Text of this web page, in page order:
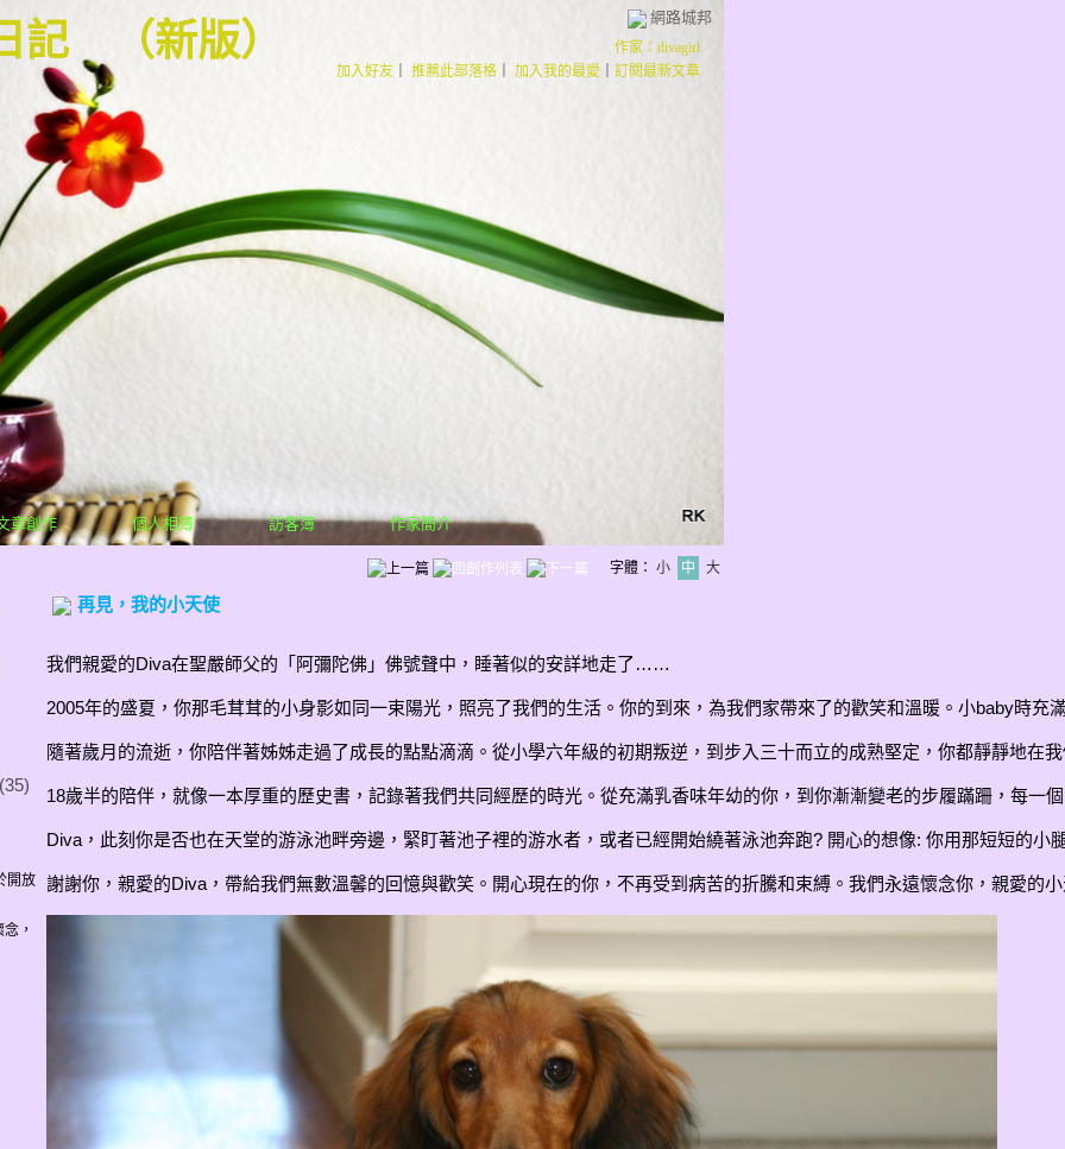
網路城邦
記 （新版）
章創作 個人相簿 訪客簿 作家簡介
加入好友 推薦此部落格 加入我的最愛 訂閱最新文章
作家：divagirl
(35)
開放
，
字體： 小 中 大
再見，我的小天使
我們親愛的Diva在聖嚴師父的「阿彌陀佛」佛號聲中，睡著似的安詳地走了……
2005年的盛夏，你那毛茸茸的小身影如同一束陽光，照亮了我們的生活。你的到來，為我們家帶來了的歡笑和溫暖。小baby時
隨著歲月的流逝，你陪伴著姊姊走過了成長的點點滴滴。從小學六年級的初期叛逆，到步入三十而立的成熟堅定，你都靜靜地
18歲半的陪伴，就像一本厚重的歷史書，記錄著我們共同經歷的時光。從充滿乳香味年幼的你，到你漸漸變老的步履蹣跚，每
Diva，此刻你是否也在天堂的游泳池畔旁邊，緊盯著池子裡的游水者，或者已經開始繞著泳池奔跑? 開心的想像: 你用那短短的
謝謝你，親愛的Diva，帶給我們無數溫馨的回憶與歡笑。開心現在的你，不再受到病苦的折騰和束縛。我們永遠懷念你，親愛的